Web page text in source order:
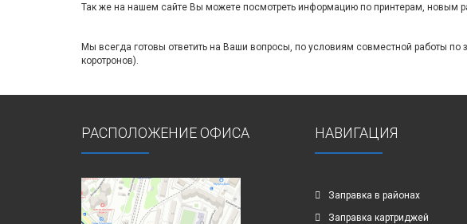
Так же на нашем сайте Вы можете посмотреть информацию по принтерам, новым
Мы всегда готовы ответить на Ваши вопросы, по условиям совместной работы по
коротронов).
РАСПОЛОЖЕНИЕ ОФИСА НАВИГАЦИЯ
Заправка в районах
Заправка картриджей